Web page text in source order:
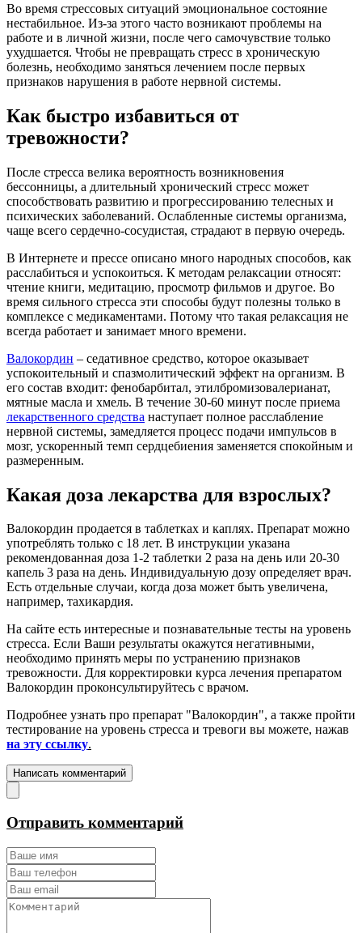
Во время стрессовых ситуаций эмоциональное состояние
нестабильное. Из-за этого часто возникают проблемы на
работе и в личной жизни, после чего самочувствие только
ухудшается. Чтобы не превращать стресс в хроническую
болезнь, необходимо заняться лечением после первых
признаков нарушения в работе нервной системы.
Как быстро избавиться от
тревожности?
После стресса велика вероятность возникновения
бессонницы, а длительный хронический стресс может
способствовать развитию и прогрессированию телесных и
психических заболеваний. Ослабленные системы организма,
чаще всего сердечно-сосудистая, страдают в первую очередь.
В Интернете и прессе описано много народных способов, как
расслабиться и успокоиться. К методам релаксации относят:
чтение книги, медитацию, просмотр фильмов и другое. Во
время сильного стресса эти способы будут полезны только в
комплексе с медикаментами. Потому что такая релаксация не
всегда работает и занимает много времени.
Валокордин – седативное средство, которое оказывает
успокоительный и спазмолитический эффект на организм. В
его состав входит: фенобарбитал, этилбромизовалерианат,
мятные масла и хмель. В течение 30-60 минут после приема
лекарственного средства наступает полное расслабление
нервной системы, замедляется процесс подачи импульсов в
мозг, ускоренный темп сердцебиения заменяется спокойным и
размеренным.
Какая доза лекарства для взрослых?
Валокордин продается в таблетках и каплях. Препарат можно
употреблять только с 18 лет. В инструкции указана
рекомендованная доза 1-2 таблетки 2 раза на день или 20-30
капель 3 раза на день. Индивидуальную дозу определяет врач.
Есть отдельные случаи, когда доза может быть увеличена,
например, тахикардия.
На сайте есть интересные и познавательные тесты на уровень
стресса. Если Ваши результаты окажутся негативными,
необходимо принять меры по устранению признаков
тревожности. Для корректировки курса лечения препаратом
Валокордин проконсультируйтесь с врачом.
Подробнее узнать про препарат "Валокордин", а также пройти
тестирование на уровень стресса и тревоги вы можете, нажав
на эту ссылку.
Написать комментарий
Отправить комментарий